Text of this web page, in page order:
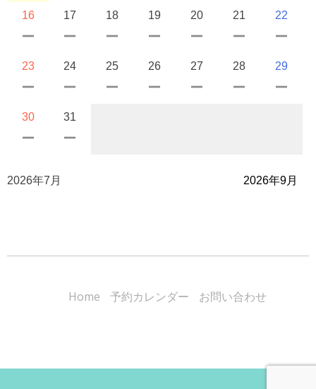
16 17 18 19 20 21 22
23 24 25 26 27 28 29
30 31
2026年7月 2026年9月
Home 予約カレンダー お問い合わせ